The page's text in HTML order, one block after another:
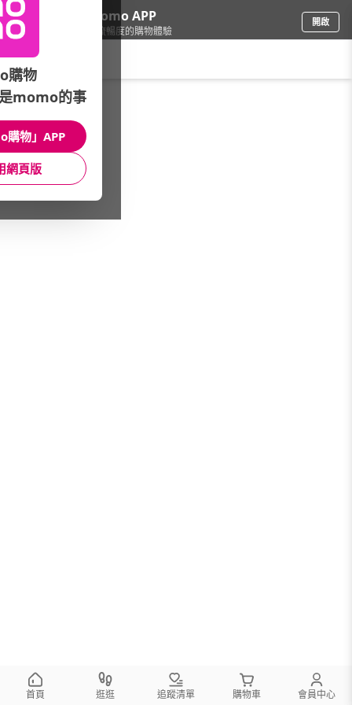
下載momo APP
給你3倍流暢度的購物體驗
開啟
品牌旗艦/National Geographic 國家地理
全部商品
商品款式
包包
首頁 逛逛 追蹤清單 購物車 會員中心
購物
momo的事
購物」APP
網頁版